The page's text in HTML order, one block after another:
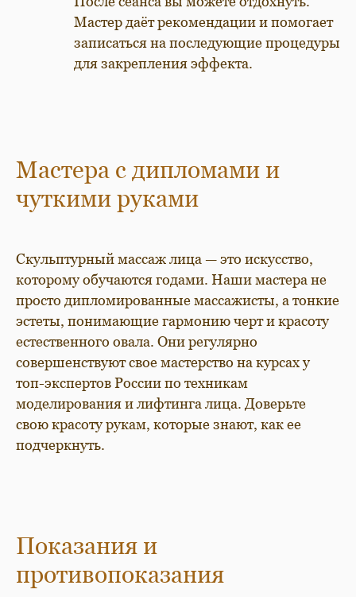
Мастер даёт рекомендации и помогает
записаться на последующие процедуры
для закрепления эффекта.
Мастера с дипломами и
чуткими руками
Скульптурный массаж лица — это искусство,
которому обучаются годами. Наши мастера не
просто дипломированные массажисты, а тонкие
эстеты, понимающие гармонию черт и красоту
естественного овала. Они регулярно
совершенствуют свое мастерство на курсах у
топ-экспертов России по техникам
моделирования и лифтинга лица. Доверьте
свою красоту рукам, которые знают, как ее
подчеркнуть.
Показания и
противопоказания